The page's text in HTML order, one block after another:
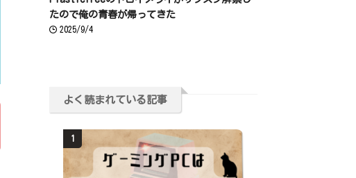
たので俺の青春が帰ってきた
2025/9/4
よく読まれている記事
1